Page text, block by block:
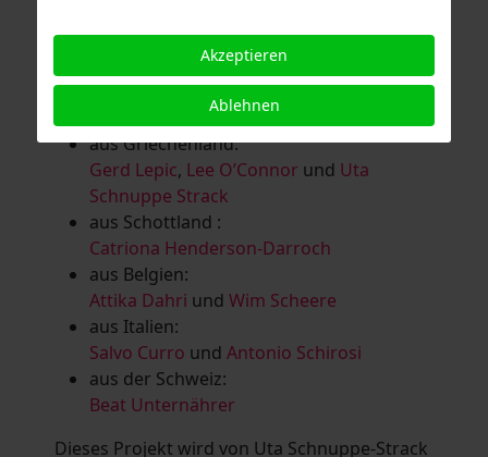
Lanzl,Heidrun MalComes,Christa Mayer-
Guntram Prochaska
Schaub,Vera Schaub,Birgit Schweimler &
Serge DevadderundRolf Thärichen
aus Griechenland:
Gerd Lepic, Lee O’Connor und Uta
Schnuppe Strack
aus Schottland :
Catriona Henderson-Darroch
aus Belgien:
Attika Dahri und Wim Scheere
aus Italien:
Salvo Curro und Antonio Schirosi
aus der Schweiz:
Beat Unternährer
Dieses Projekt wird von Uta Schnuppe-Strack
Akzeptieren
Ablehnen